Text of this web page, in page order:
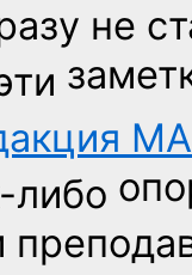
не
либо